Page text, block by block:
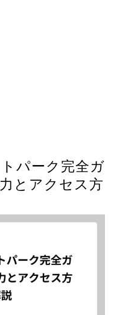
パーク完全ガ
とアクセス方